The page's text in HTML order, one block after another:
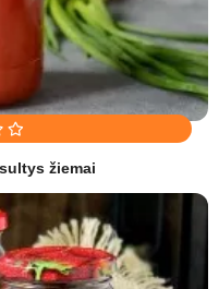
žiemai